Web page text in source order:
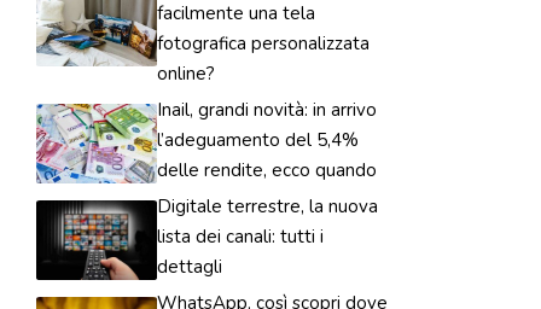
facilmente una tela
fotografica personalizzata
online?
Inail, grandi novità: in arrivo
l’adeguamento del 5,4%
delle rendite, ecco quando
Digitale terrestre, la nuova
lista dei canali: tutti i
dettagli
WhatsApp, così scopri dove